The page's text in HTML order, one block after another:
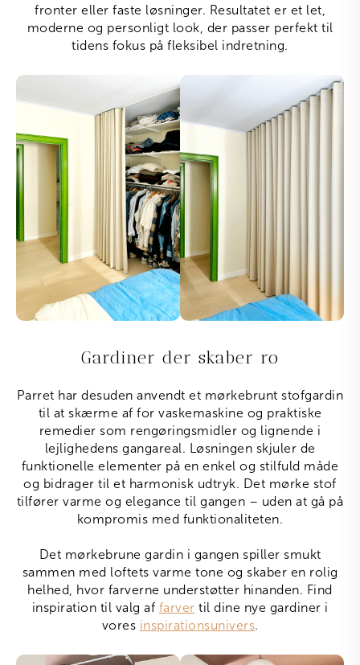
fronter eller faste løsninger. Resultatet er et let,
moderne og personligt look, der passer perfekt til
tidens fokus på fleksibel indretning.
Gardiner der skaber ro
Parret har desuden anvendt et mørkebrunt stofgardin
til at skærme af for vaskemaskine og praktiske
remedier som rengøringsmidler og lignende i
lejlighedens gangareal. Løsningen skjuler de
funktionelle elementer på en enkel og stilfuld måde
og bidrager til et harmonisk udtryk. Det mørke stof
tilfører varme og elegance til gangen – uden at gå på
kompromis med funktionaliteten.
Det mørkebrune gardin i gangen spiller smukt
sammen med loftets varme tone og skaber en rolig
helhed, hvor farverne understøtter hinanden. Find
inspiration til valg af farver til dine nye gardiner i
vores inspirationsunivers.